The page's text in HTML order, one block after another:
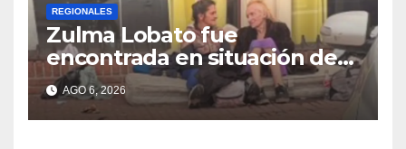
REGIONALES
Zulma Lobato fue
encontrada en situación de
calle en Paraná
AGO 6, 2026